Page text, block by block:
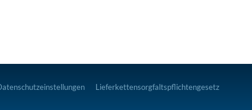
Lieferkettensorgfaltspflichtengesetz